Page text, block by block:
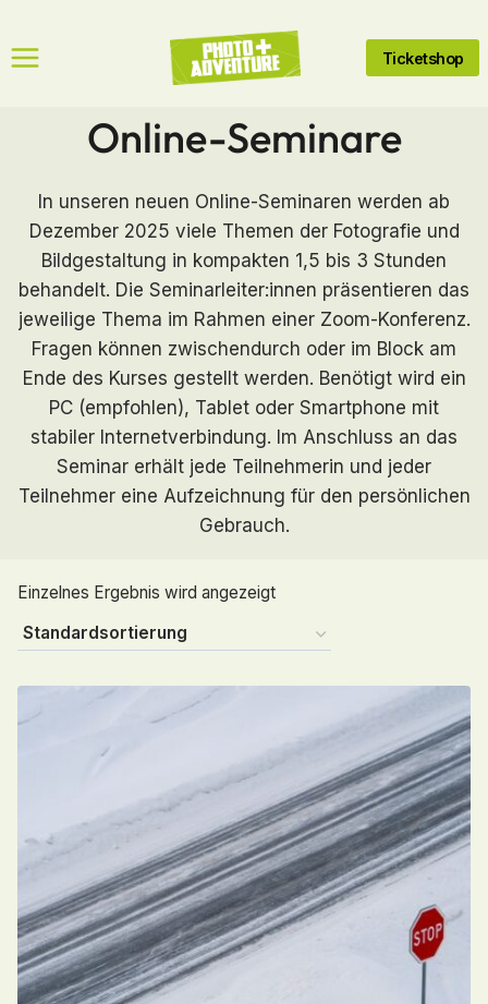
Inhalt
springen
Ticketshop
Online-Seminare
In unseren neuen Online-Seminaren werden ab
Dezember 2025 viele Themen der Fotografie und
Bildgestaltung in kompakten 1,5 bis 3 Stunden
behandelt. Die Seminarleiter:innen präsentieren das
jeweilige Thema im Rahmen einer Zoom-Konferenz.
Fragen können zwischendurch oder im Block am
Ende des Kurses gestellt werden. Benötigt wird ein
PC (empfohlen), Tablet oder Smartphone mit
stabiler Internetverbindung. Im Anschluss an das
Seminar erhält jede Teilnehmerin und jeder
Teilnehmer eine Aufzeichnung für den persönlichen
Gebrauch.
Einzelnes Ergebnis wird angezeigt